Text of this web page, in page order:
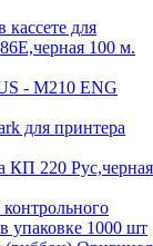
для
100 м.
- M210 ENG
для принтера
КП 220 Рус,черная
упаковке 1000 шт